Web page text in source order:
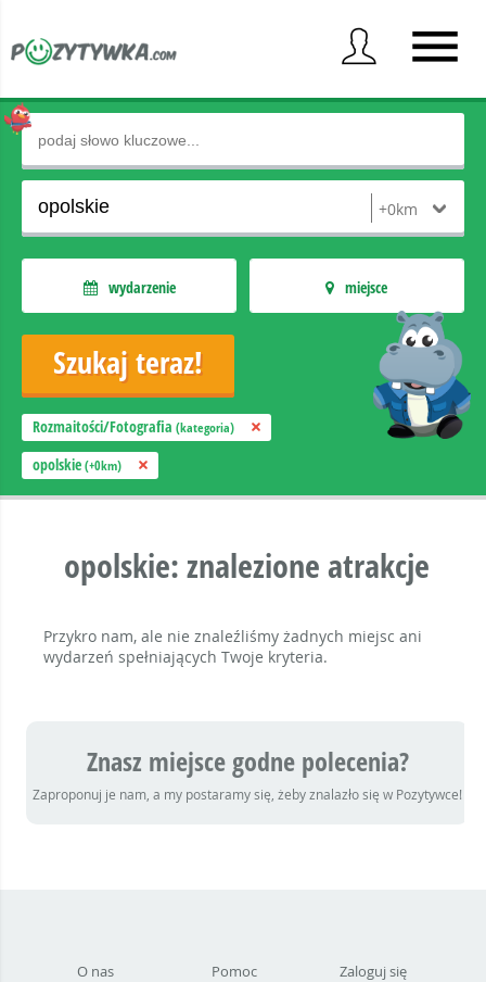
wydarzenie miejsce
Rozmaitości/Fotografia (kategoria)
opolskie (+0km)
opolskie: znalezione atrakcje
Przykro nam, ale nie znaleźliśmy żadnych miejsc ani
wydarzeń spełniających Twoje kryteria.
Znasz miejsce godne polecenia?
Zaproponuj je nam, a my postaramy się, żeby znalazło się w Pozytywce!
O nas
Pomoc
Zaloguj się